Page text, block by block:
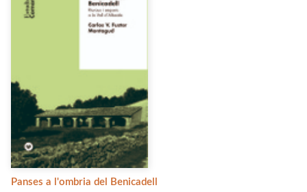
Panses a l'ombria del Benicadell